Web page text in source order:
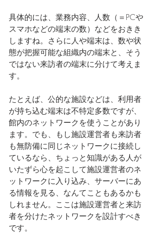
具体的には、業務内容、人数（＝PCや
スマホなどの端末の数）などをおきき
しますね。さらに人や端末は、数や状
態が把握可能な組織内の端末と、そう
ではない来訪者の端末に分けて考えま
す。
たとえば、公的な施設などは、利用者
が持ち込む端末は不特定多数ですが、
館内のネットワークを使うことがあり
ます。でも、もし施設運営者も来訪者
も無防備に同じネットワークに接続し
ているなら、ちょっと知識がある人が
いたずら心を起こして施設運営者のネ
ットワークに入り込み、サーバーにあ
る情報を見る、なんてこともあるかも
しれません。ここは施設運営者と来訪
者を分けたネットワークを設計すべき
です。